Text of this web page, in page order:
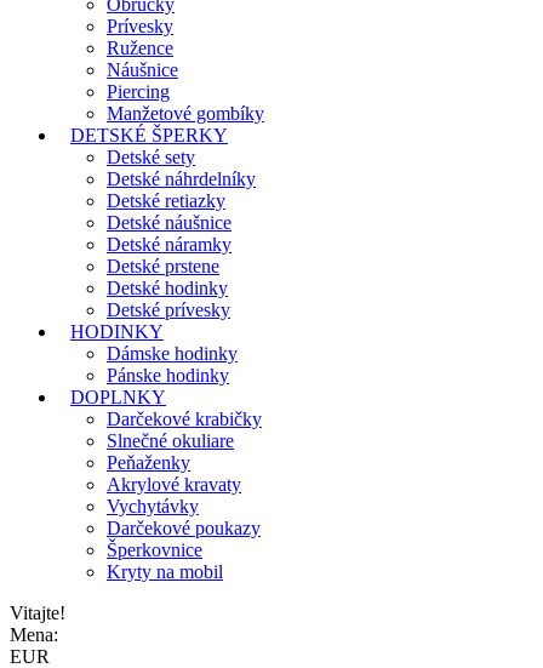
Obrúčky
Prívesky
Ružence
Náušnice
Piercing
Manžetové gombíky
DETSKÉ ŠPERKY
Detské sety
Detské náhrdelníky
Detské retiazky
Detské náušnice
Detské náramky
Detské prstene
Detské hodinky
Detské prívesky
HODINKY
Dámske hodinky
Pánske hodinky
DOPLNKY
Darčekové krabičky
Slnečné okuliare
Peňaženky
Akrylové kravaty
Vychytávky
Darčekové poukazy
Šperkovnice
Kryty na mobil
Vitajte!
Mena:
EUR